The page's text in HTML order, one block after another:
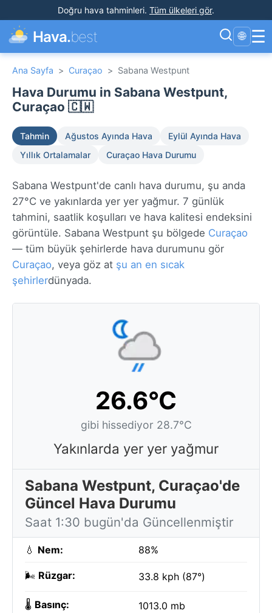
Doğru hava tahminleri. Tüm ülkeleri gör.
Hava.best 🌐 ☰
Ana Sayfa > Curaçao > Sabana Westpunt
Hava Durumu in Sabana Westpunt,
Curaçao 🇨🇼
Tahmin Ağustos Ayında Hava
Eylül Ayında Hava
Yıllık Ortalamalar
Curaçao Hava Durumu
Sabana Westpunt'de canlı hava durumu, şu anda
27°C ve yakınlarda yer yer yağmur. 7 günlük
tahmini, saatlik koşulları ve hava kalitesi endeksini
görüntüle. Sabana Westpunt şu bölgede Curaçao
— tüm büyük şehirlerde hava durumunu gör
Curaçao, veya göz at şu an en sıcak
şehirlerdünyada.
26.6°C
gibi hissediyor 28.7°C
Yakınlarda yer yer yağmur
Sabana Westpunt, Curaçao'de
Güncel Hava Durumu
Saat 1:30 bugün'da Güncellenmiştir
💧 Nem: 88%
🌬️ Rüzgar: 33.8 kph (87°)
🌡️ Basınç: 1013.0 mb